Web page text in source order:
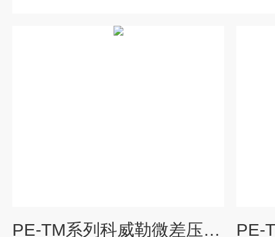
PE-TM系列科威勒微差压变送器工业行业差压传感器